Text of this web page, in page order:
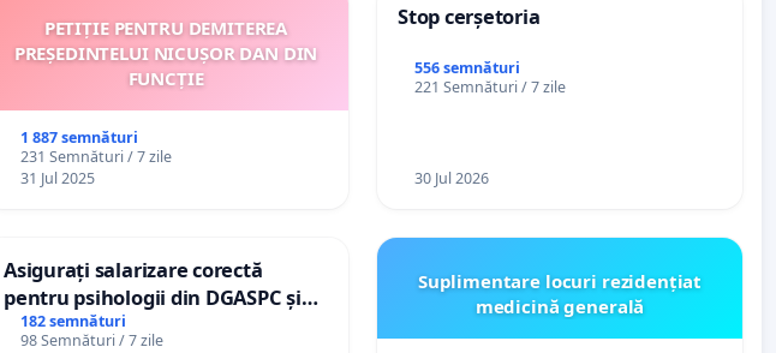
PETIȚIE PENTRU DEMITEREA
PREȘEDINTELUI NICUȘOR DAN DIN
FUNCȚIE
1 887 semnături
231 Semnături / 7 zile
31 Jul 2025
Stop cerșetoria
556 semnături
221 Semnături / 7 zile
30 Jul 2026
Asigurați salarizare corectă
pentru psihologii din DGASPC și
spitale
182 semnături
98 Semnături / 7 zile
Suplimentare locuri rezidențiat
medicină generală